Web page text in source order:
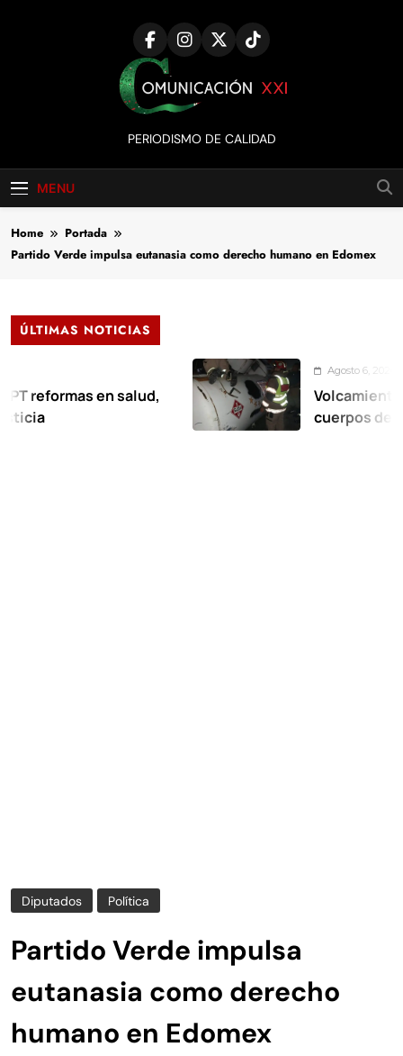
Comunicación
XXI
PERIODISMO DE CALIDAD
MENU
Home
Portada
Partido Verde impulsa eutanasia como derecho humano en Edomex
ÚLTIMAS NOTICIAS
en salud,
Agosto 6, 2026
Volcamiento de
cuerpos de
Diputados Política
Partido Verde impulsa
eutanasia como derecho
humano en Edomex